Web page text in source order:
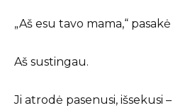
„Aš esu tavo mama,“
Aš sustingau.
Ji atrodė pasenusi, išsekusi